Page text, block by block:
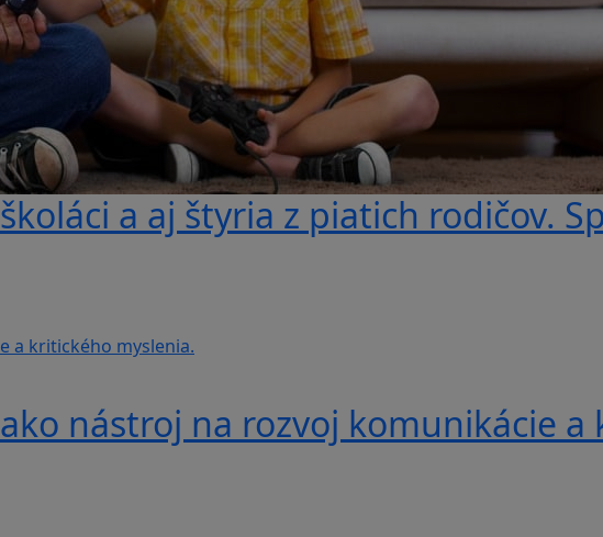
a aj štyria z piatich rodičov.
nástroj na rozvoj komunikácie a